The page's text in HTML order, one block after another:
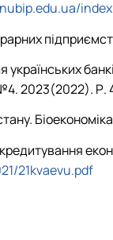
№4. 2023(2022).
21kvaevu.pdf